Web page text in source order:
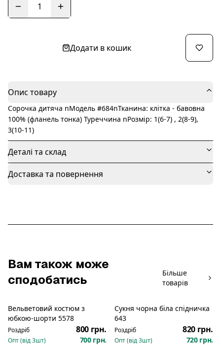
1
Додати в кошик
Опис товару
Сорочка дитяча nМодель #684nТканина: клітка - бавовна
100% (фланель тонка) Туреччина nРозмір: 1(6-7) , 2(8-9),
3(10-11)
Деталі та склад
Доставка та повернення
Вам також може
сподобатись
Більше
товарів
Вельветовий костюм з
юбкою-шорти 5578
Роздріб 800 грн.
Опт (від3шт) 700 грн.
Новинка
Сукня чорна біла спідничка
643
Роздріб 820 грн.
Опт (від3шт) 720 грн.